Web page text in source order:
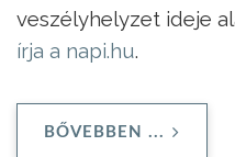
veszélyhelyzet ideje
írja a napi.hu.
BŐVEBBEN ...